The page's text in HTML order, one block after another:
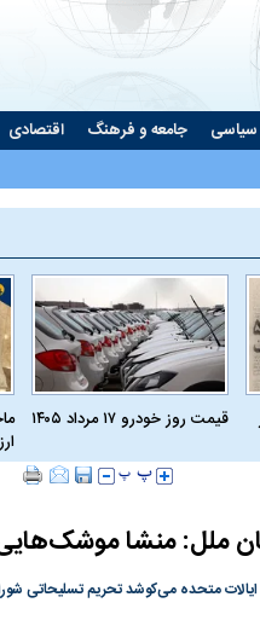
سیاسی جامعه و فرهنگ اقتصادی
قیمت روز خودرو ۱۷ مرداد ۱۴۰۵
ملل: منشا
متحده می‌کوشد تحریم تسلیحاتی
و
مطالعه رفتار هیستریک صدا